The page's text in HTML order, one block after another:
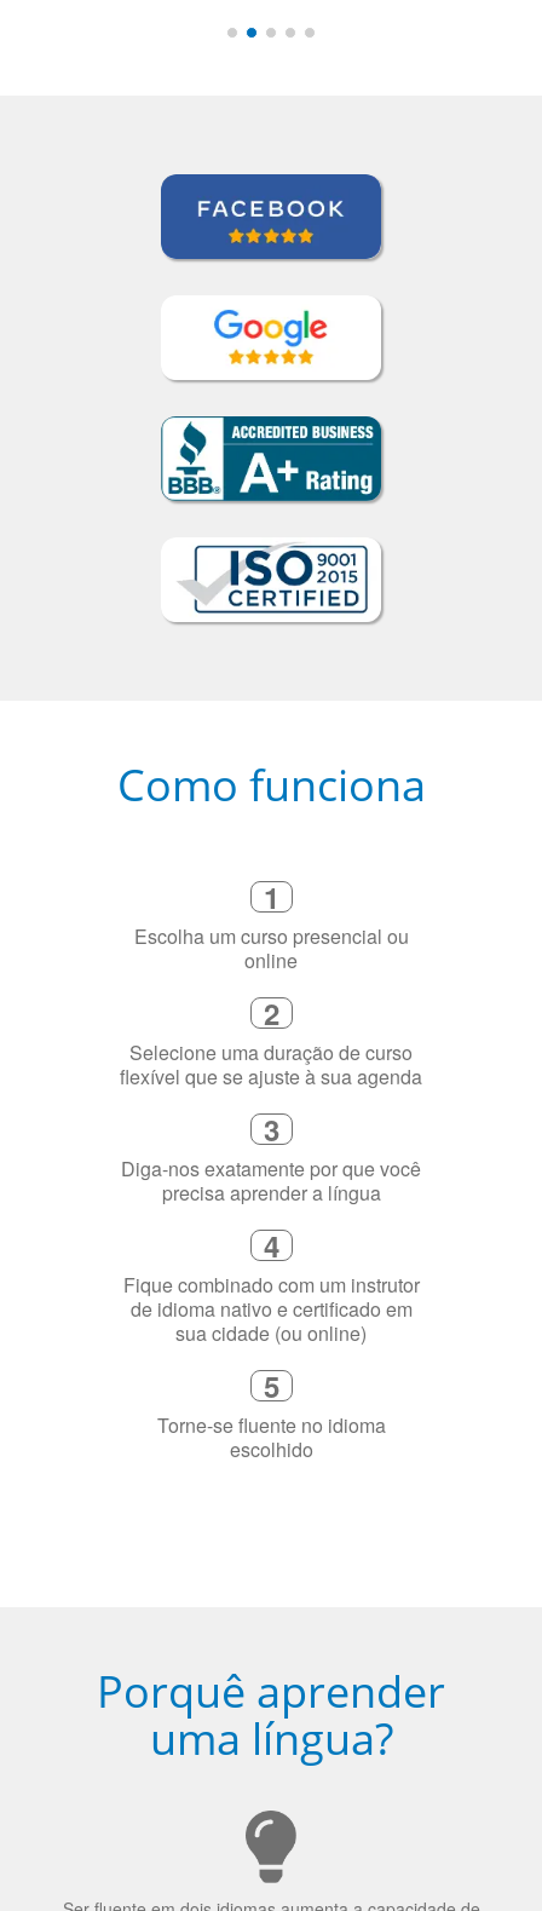
Como funciona
1
Escolha um curso presencial ou
2
Selecione uma duração de curso
3
Diga-nos exatamente por que você
4
Fique combinado com um instrutor
de idioma nativo e certificado em
5
Torne-se fluente no idioma
Porquê aprender
uma língua?